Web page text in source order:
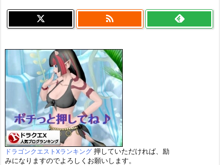

ドラゴンクエストXランキング 押していただければ、励
みになりますのでよろしくお願いします。